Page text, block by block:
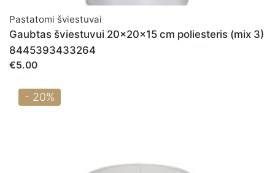
Pastatomi šviestuvai
Gaubtas šviestuvui 20x20x15 cm poliesteris (mix 3)
8445393433264
€5.00
- 20%